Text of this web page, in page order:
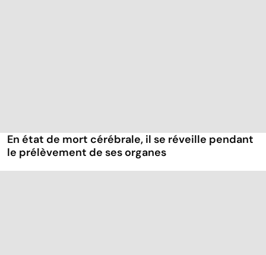
En état de mort cérébrale, il se réveille pendant
le prélèvement de ses organes